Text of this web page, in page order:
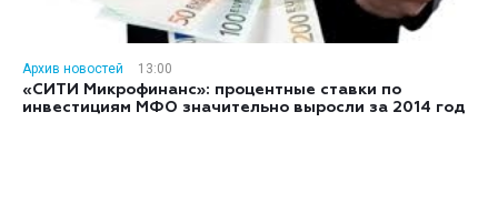
Архив новостей
13:00
«СИТИ Микрофинанс»: процентные ставки по
инвестициям МФО значительно выросли за 2014 год